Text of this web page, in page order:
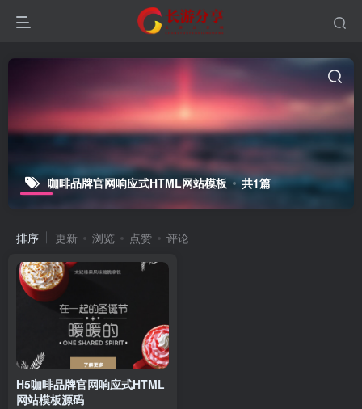
咖啡品牌官网响应式HTML网站模板 共1篇
排序 更新 浏览 点赞 评论
H5咖啡品牌官网响应式HTML
网站模板源码